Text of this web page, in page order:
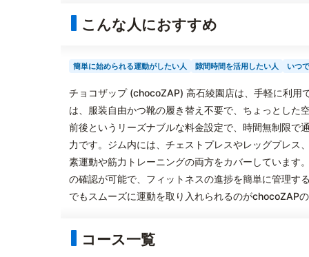
こんな人におすすめ
簡単に始められる運動がしたい人 隙間時間を活用したい人 いつ
チョコザップ (chocoZAP) 高石綾園店は、手軽に利用
は、服装自由かつ靴の履き替え不要で、ちょっとし
前後というリーズナブルな料金設定で、時間無制限で
力です。ジム内には、チェストプレスやレッグプレス
素運動や筋力トレーニングの両方をカバーしています
の確認が可能で、フィットネスの進捗を簡単に管理す
でもスムーズに運動を取り入れられるのがchocoZAP
コース一覧